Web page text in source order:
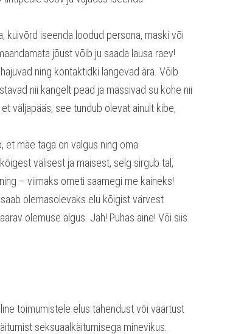
kuivõrd iseenda loodud persona, maski või
jõust võib ju saada lausa raev!
ning kontaktidki langevad ära. Võib
nii kangelt pead ja mässivad su kohe nii
väljapääs, see tundub olevat ainult kibe,
et mäe taga on valgus ning oma
välisest ja maisest, selg sirgub tal,
– viimaks ometi saamegi me kaineks!
olemasolevaks elu kõigist värvest
olemuse algus. Jah! Puhas aine! Või siis
toimumistele elus tähendust või väärtust
seksuaalkäitumisega minevikus.